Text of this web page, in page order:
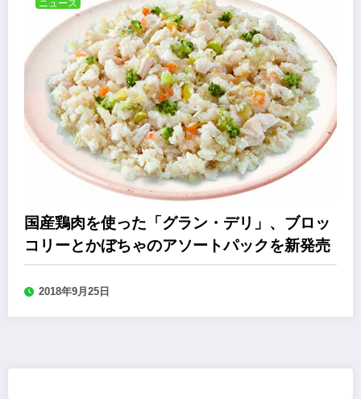
ニュース
国産鶏肉を使った「グラン・デリ」、ブロッ
コリーとかぼちゃのアソートパックを新発売
2018年9月25日